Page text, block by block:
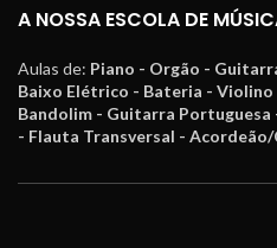
A NOSSA ESCOLA DE
Aulas de: Piano - Orgão -
Baixo Elétrico - Bateria -
Bandolim - Guitarra Portuguesa
- Flauta Transversal -